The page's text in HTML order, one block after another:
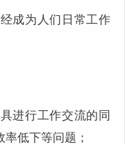
成为人们日常工作
进行工作交流的同
低下等问题；